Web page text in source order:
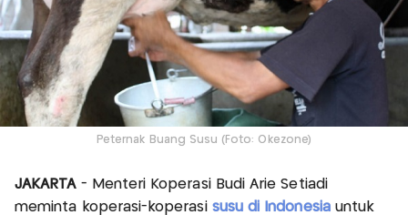
Peternak Buang Susu (Foto: Okezone)
JAKARTA- Menteri Koperasi Budi Arie Setiadi
meminta koperasi-koperasi susu di Indonesiauntuk